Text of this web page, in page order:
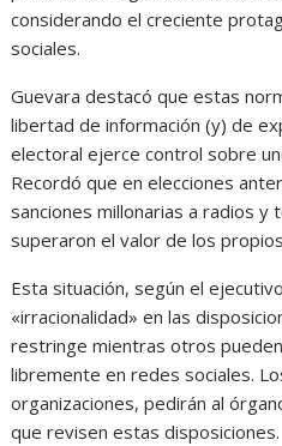
considerando el creciente
sociales.
Guevara destacó que estas
libertad de información (y) de
electoral ejerce control sobre
Recordó que en elecciones
sanciones millonarias a radios y
superaron el valor de los
Esta situación, según el
«irracionalidad» en las
restringe mientras otros
libremente en redes sociales.
organizaciones, pedirán al
que revisen estas disposiciones.